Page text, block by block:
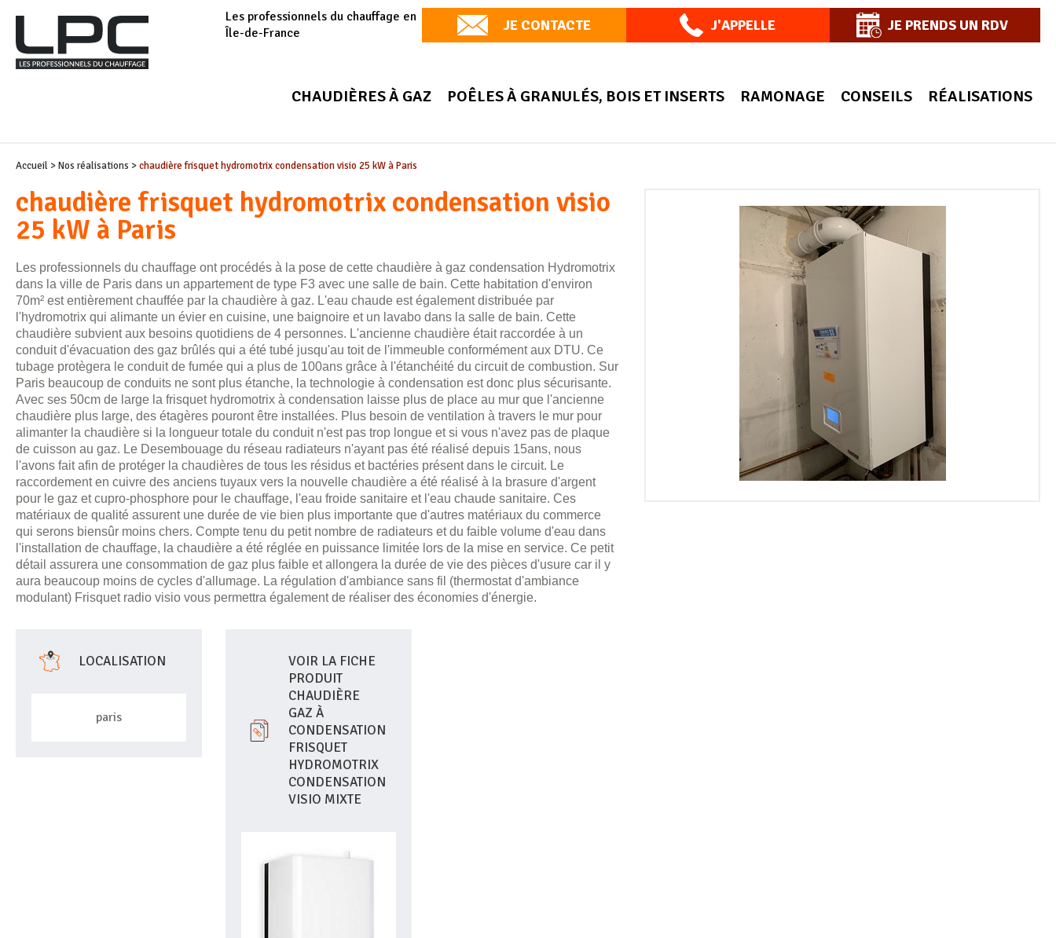
Les professionnels du chauffage en
Île-de-France
JE CONTACTE J'APPELLE JE PRENDS UN RDV
CHAUDIÈRES À GAZ POÊLES À GRANULÉS, BOIS ET INSERTS RAMONAGE CONSEILS RÉALISATIONS
Accueil >Nos réalisations >chaudière frisquet hydromotrix condensation visio 25 kW à Paris
chaudière frisquet hydromotrix condensation visio
25 kW à Paris
Les professionnels du chauffage ont procédés à la pose de cette chaudière à gaz condensation Hydromotrix
dans la ville de Paris dans un appartement de type F3 avec une salle de bain. Cette habitation d'environ
70m² est entièrement chauffée par la chaudière à gaz. L'eau chaude est également distribuée par
l'hydromotrix qui alimante un évier en cuisine, une baignoire et un lavabo dans la salle de bain. Cette
chaudière subvient aux besoins quotidiens de 4 personnes. L'ancienne chaudière était raccordée à un
conduit d'évacuation des gaz brûlés qui a été tubé jusqu'au toit de l'immeuble conformément aux DTU. Ce
tubage protègera le conduit de fumée qui a plus de 100ans grâce à l'étanchéité du circuit de combustion. Sur
Paris beaucoup de conduits ne sont plus étanche, la technologie à condensation est donc plus sécurisante.
Avec ses 50cm de large la frisquet hydromotrix à condensation laisse plus de place au mur que l'ancienne
chaudière plus large, des étagères pouront être installées. Plus besoin de ventilation à travers le mur pour
alimanter la chaudière si la longueur totale du conduit n'est pas trop longue et si vous n'avez pas de plaque
de cuisson au gaz. Le Desembouage du réseau radiateurs n'ayant pas été réalisé depuis 15ans, nous
l'avons fait afin de protéger la chaudières de tous les résidus et bactéries présent dans le circuit. Le
raccordement en cuivre des anciens tuyaux vers la nouvelle chaudière a été réalisé à la brasure d'argent
pour le gaz et cupro-phosphore pour le chauffage, l'eau froide sanitaire et l'eau chaude sanitaire. Ces
matériaux de qualité assurent une durée de vie bien plus importante que d'autres matériaux du commerce
qui serons biensûr moins chers. Compte tenu du petit nombre de radiateurs et du faible volume d'eau dans
l'installation de chauffage, la chaudière a été réglée en puissance limitée lors de la mise en service. Ce petit
détail assurera une consommation de gaz plus faible et allongera la durée de vie des pièces d'usure car il y
aura beaucoup moins de cycles d'allumage. La régulation d'ambiance sans fil (thermostat d'ambiance
modulant) Frisquet radio visio vous permettra également de réaliser des économies d'énergie.
LOCALISATION
paris
VOIR LA FICHE
PRODUIT
CHAUDIÈRE
GAZ À
CONDENSATION
FRISQUET
HYDROMOTRIX
CONDENSATION
VISIO MIXTE